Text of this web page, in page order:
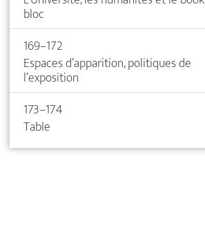
bloc
169–172
Espaces d’apparition, politiques de
l’exposition
173–174
Table